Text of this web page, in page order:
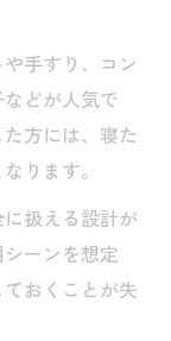
器具の特
び方
の工夫
ント
す効果
手すり、コン
どが人気で
方には、寝た
ります。
扱える設計が
ーンを想定
おくことが失